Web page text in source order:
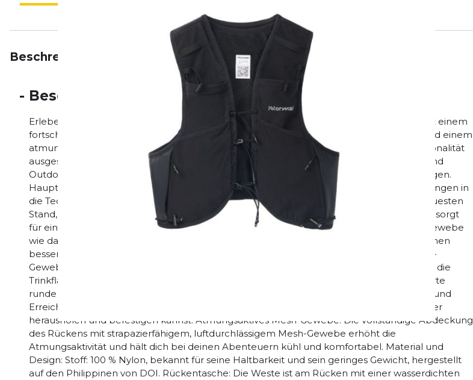
Beschreibung EigenschaftenBewertungen
- Beschreibung
Erlebe eine verbesserte Leistung mit der aktualisierten Race Weste von Nnormal, die mit einem
fortschrittlichen Verschlusssystem, strapazierfähigen elastischen Trinkflaschentaschen und einem
atmungsaktiven Mesh-Gewebe am Rücken für überragenden Tragekomfort und Funktionalität
ausgestattet ist. Dank neuester Technologien ist sie der ideale Begleiter für Trailrunner und
Outdoor-Enthusiasten, die Wert auf Zuverlässigkeit und Innovation in ihrer Ausrüstung legen.
Hauptmerkmale: Innovative Technologien: Dank der Integration der neuesten Entwicklungen in
die Technologieabteilung unseres Mutterunternehmens ist diese Laufweste auf dem neuesten
Stand, was hochwertige Funktionsbekleidung betrifft. Aktualisiertes Verschlusssystem: Es sorgt
für eine einfache Handhabung und die 2 Trinkflaschentaschen haben kein loses Mesh-Gewebe
wie das vorherige Modell, sondern ein strapazierfähigeres elastisches Mesh, um die Flaschen
besser an ihrem Platz zu halten. Verbesserte Taschen für Wasserflaschen: Das lose Mesh-
Gewebe wird durch ein strapazierfähigeres elastisches Mesh ersetzt, das dafür sorgt, dass die
Trinkflaschen auch bei den intensivsten Aktivitäten fest an ihrem Platz bleiben. Verbesserte
runde Stockbefestigungen: Überarbeitete Stockbefestigungen für mehr Zuverlässigkeit und
Erreichbarkeit, damit du deine Trekkingstöcke unterwegs leichter tragen und sie einfacher
herausholen und befestigen kannst. Atmungsaktives Mesh-Gewebe: Die vollständige Abdeckung
des Rückens mit strapazierfähigem, luftdurchlässigem Mesh-Gewebe erhöht die
Atmungsaktivität und hält dich bei deinen Abenteuern kühl und komfortabel. Material und
Design: Stoff: 100 % Nylon, bekannt für seine Haltbarkeit und sein geringes Gewicht, hergestellt
auf den Philippinen von DOI. Rückentasche: Die Weste ist am Rücken mit einer wasserdichten